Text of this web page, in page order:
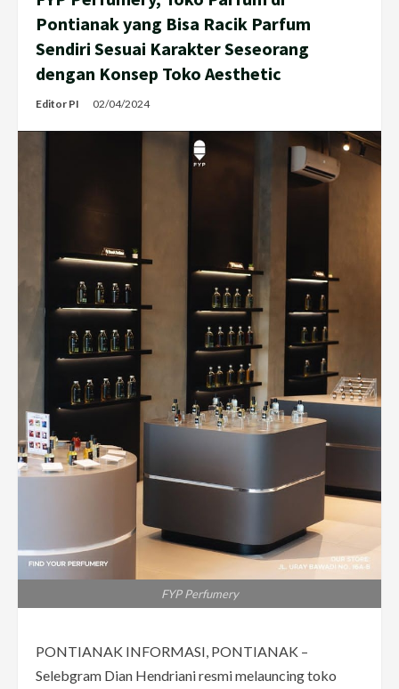
Pontianak yang Bisa Racik Parfum
Sendiri Sesuai Karakter Seseorang
dengan Konsep Toko Aesthetic
Editor PI 02/04/2024
FYP Perfumery
PONTIANAK INFORMASI, PONTIANAK –
Selebgram Dian Hendriani resmi melauncing toko